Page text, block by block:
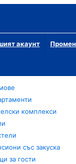
акаунт
комплекси
със закуска
за гости